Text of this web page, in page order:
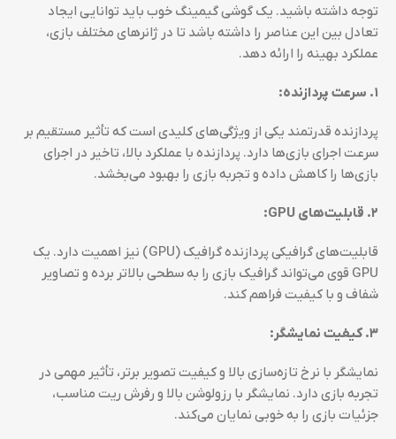
توجه داشته باشید. یک گوشی گیمینگ خوب باید توانایی ایجاد
تعادل بین این عناصر را داشته باشد تا در ژانرهای مختلف بازی،
عملکرد بهینه را ارائه دهد.
۱. سرعت پردازنده:
پردازنده قدرتمند یکی از ویژگی‌های کلیدی است که تأثیر مستقیم بر
سرعت اجرای بازی‌ها دارد. پردازنده با عملکرد بالا، تاخیر در اجرای
بازی‌ها را کاهش داده و تجربه بازی را بهبود می‌بخشد.
۲. قابلیت‌های GPU:
قابلیت‌های گرافیکی پردازنده گرافیک (GPU) نیز اهمیت دارد. یک
GPU قوی می‌تواند گرافیک بازی را به سطحی بالاتر برده و تصاویر
شفاف و با کیفیت فراهم کند.
۳. کیفیت نمایشگر:
نمایشگر با نرخ تازه‌سازی بالا و کیفیت تصویر برتر، تأثیر مهمی در
تجربه بازی دارد. نمایشگر با رزولوشن بالا و رفرش ریت مناسب،
جزئیات بازی را به خوبی نمایان می‌کند.